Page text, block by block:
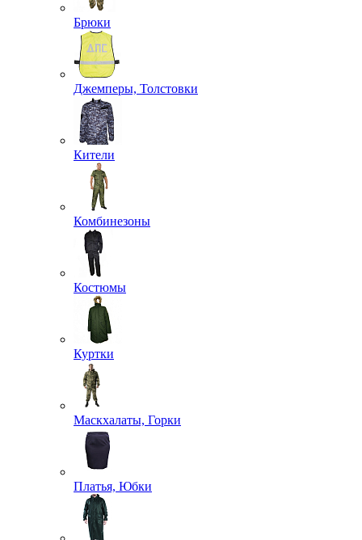
Брюки
Джемперы, Толстовки
Кители
Комбинезоны
Костюмы
Куртки
Маскхалаты, Горки
Платья, Юбки